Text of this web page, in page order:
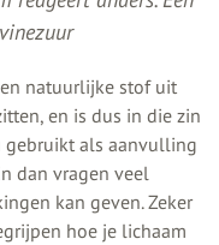
natuurlijke stof uit
en is dus in die zin
gebruikt als aanvulling
dan vragen veel
kan geven. Zeker
hoe je lichaam